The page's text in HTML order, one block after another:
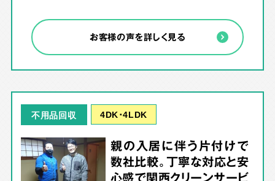
お客様の声を詳しく見る
不用品回収 4DK･4LDK
親の入居に伴う片付けで
数社比較。丁寧な対応と安
心感で関西クリーンサービ